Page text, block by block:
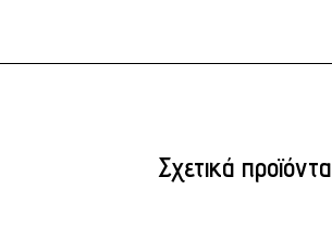
Σχετικά προϊόντα